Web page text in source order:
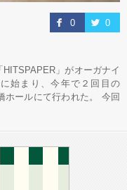
0 0
」がオーガナイ
始まり、今年で２回目の
ホールにて行われた。 今回